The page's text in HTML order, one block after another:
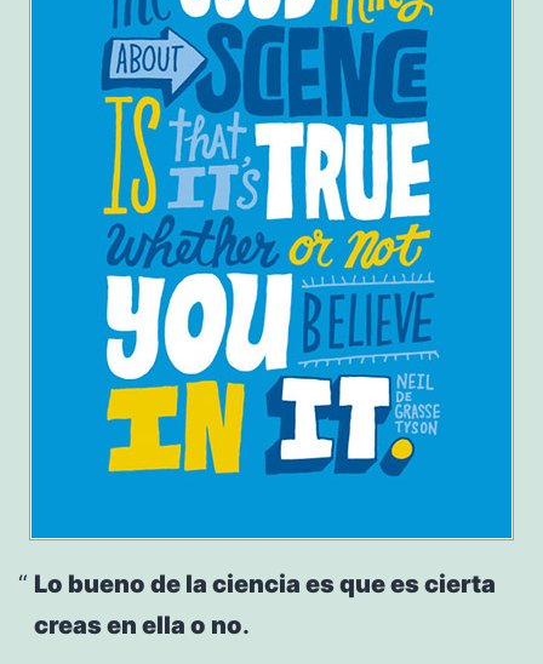
Lo bueno de la ciencia es que es cierta
creas en ella o no.